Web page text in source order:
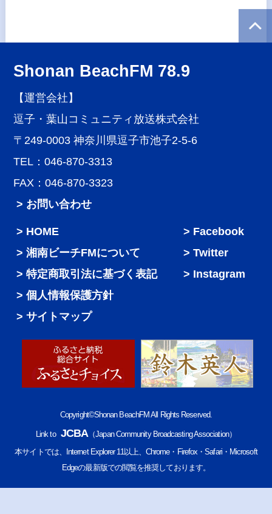
Shonan BeachFM 78.9
【運営会社】
逗子・葉山コミュニティ放送株式会社
〒249-0003 神奈川県逗子市池子2-5-6
TEL：046-870-3313
FAX：046-870-3323
> お問い合わせ
HOME
湘南ビーチFMについて
特定商取引法に基づく表記
個人情報保護方針
サイトマップ
Facebook
Twitter
Instagram
Copyright©Shonan BeachFM All Rights Reserved.
Link to JCBA（Japan Community Broadcasting Association）
本サイトでは、Internet Explorer 11以上、Chrome・Firefox・Safari・Microsoft
Edgeの最新版での閲覧を推奨しております。